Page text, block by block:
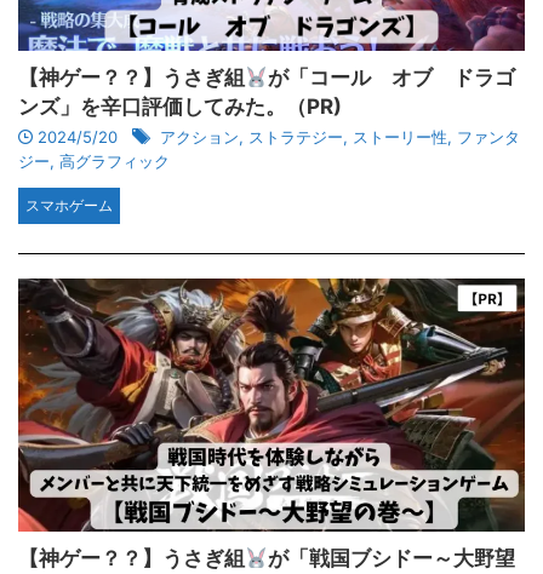
【神ゲー？？】うさぎ組
が「コール オブ ドラゴ
ンズ」を辛口評価してみた。（PR)
2024/5/20 アクション, ストラテジー, ストーリー性, ファンタ
ジー, 高グラフィック
スマホゲーム
【神ゲー？？】うさぎ組
が「戦国ブシドー～大野望